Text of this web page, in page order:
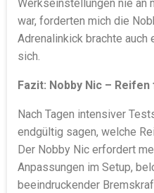
Werkseinstellungen nie an
war, forderten mich die
Adrenalinkick brachte auch
sich.
Fazit: Nobby Nic –
Nach Tagen intensiver
endgültig sagen, welche
Der Nobby Nic erfordert
Anpassungen im Setup,
beeindruckender